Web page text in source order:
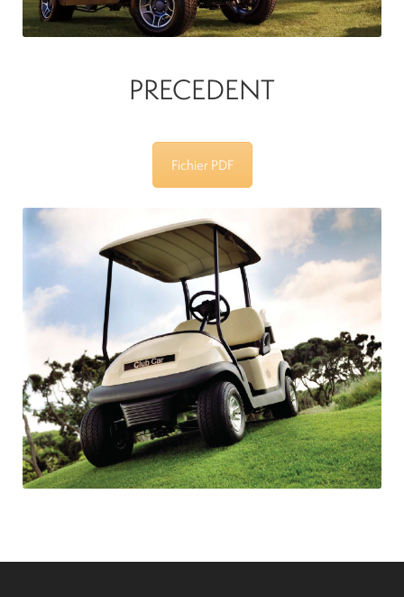
PRECEDENT
Fichier PDF